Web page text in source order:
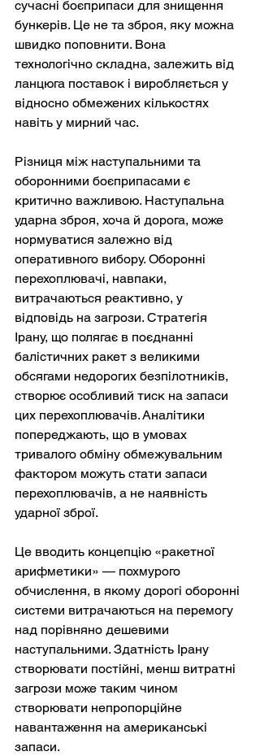
сучасні боєприпаси для знищення
бункерів. Це не та зброя, яку можна
швидко поповнити. Вона
технологічно складна, залежить від
ланцюга поставок і виробляється у
відносно обмежених кількостях
навіть у мирний час.
Різниця між наступальними та
оборонними боєприпасами є
критично важливою. Наступальна
ударна зброя, хоча й дорога, може
нормуватися залежно від
оперативного вибору. Оборонні
перехоплювачі, навпаки,
витрачаються реактивно, у
відповідь на загрози. Стратегія
Ірану, що полягає в поєднанні
балістичних ракет з великими
обсягами недорогих безпілотників,
створює особливий тиск на запаси
цих перехоплювачів. Аналітики
попереджають, що в умовах
тривалого обміну обмежувальним
фактором можуть стати запаси
перехоплювачів, а не наявність
ударної зброї.
Це вводить концепцію «ракетної
арифметики» — похмурого
обчислення, в якому дорогі оборонні
системи витрачаються на перемогу
над порівняно дешевими
наступальними. Здатність Ірану
створювати постійні, менш витратні
загрози може таким чином
створювати непропорційне
навантаження на американські
запаси.